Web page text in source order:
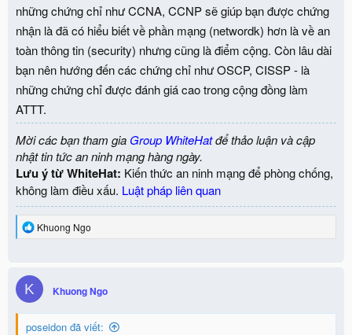
những chứng chỉ như CCNA, CCNP sẽ giúp bạn được chứng
nhận là đã có hiểu biết về phần mạng (networdk) hơn là về an
toàn thông tin (security) nhưng cũng là điểm cộng. Còn lâu dài
bạn nên hướng đến các chứng chỉ như OSCP, CISSP - là
những chứng chỉ được đánh giá cao trong cộng đồng làm
ATTT.
Mời các bạn tham gia Group WhiteHatđể thảo luận và cập
nhật tin tức an ninh mạng hàng ngày.
Lưu ý từ WhiteHat: Kiến thức an ninh mạng để phòng chống,
không làm điều xấu. Luật pháp liên quan
R
t
o
n
s
Khuong Ngo
K Khuong Ngo
poseidon đã viết: